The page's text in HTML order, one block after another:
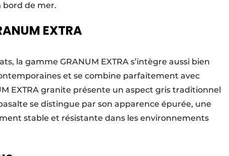
bord de mer.
EXTRA
la gamme GRANUM EXTRA s’intègre aussi bien
et se combine parfaitement avec
EXTRA granite présente un aspect gris traditionnel
se distingue par son apparence épurée, une
stable et résistante dans les environnements